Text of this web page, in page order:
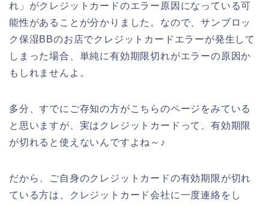
れ」がクレジットカードのエラー原因になっている可
能性があることが分かりました。なので、サンブロッ
ク保湿BBのお店でクレジットカードエラーが発生して
しまった場合、単純に有効期限切れがエラーの原因か
もしれませんよ。
多分、すでにご存知の方がこちらのページをみている
と思いますが、実はクレジットカードって、有効期限
が切れると使えないんですよね～♪
だから、ご自身のクレジットカードの有効期限が切れ
ている方は、クレジットカード会社に一度連絡をし